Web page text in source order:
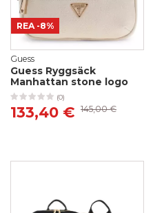
REA -8%
Guess
Guess Ryggsäck
Manhattan stone logo
(0)
133,40 € 145,00 €